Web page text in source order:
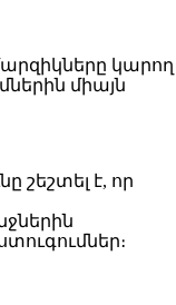
կարող
միայն
շեշտել է, որ